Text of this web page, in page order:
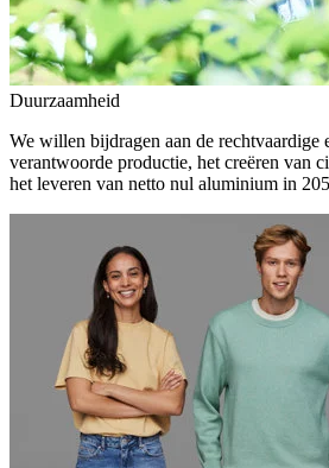
Duurzaamheid
We willen bijdragen aan de rechtvaardige
verantwoorde productie, het creëren van
het leveren van netto nul aluminium in